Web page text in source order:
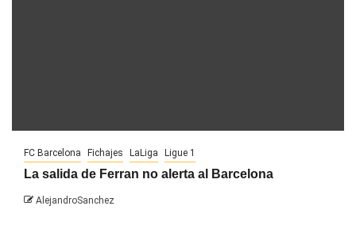
FC Barcelona Fichajes LaLiga Ligue 1
La salida de Ferran no alerta al Barcelona
AlejandroSanchez